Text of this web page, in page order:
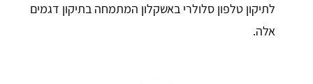
לתיקון טלפון סלולרי באשקלון המתמחה בתיקון דגמים
אלה.